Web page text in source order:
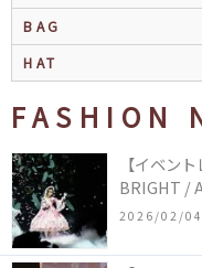
BAG
HAT
FASHION
【イベン
BRIGHT /
2026/02/04